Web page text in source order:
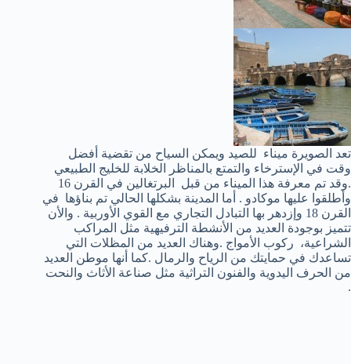
تعد الصويرة ميناء للصيد ويمكن السياح من تقضية أفضل
وقت في الإسترخاء والتمتع بالمناظر الخلابة للخليج الطبيعي
وأطلقوا عليها موكادو . أما المدينة بشكلها الحالي تم بناؤها في
القرن 18 وإزدهر بها التبادل التجاري مع القوي الأوربية . والأن
تتميز بوجودة العديد من الأنشطة الترفيهية مثل المراكب
الشراعية، ركوب الأمواج .وهناك العديد من المظلات التي
تساعدك في حمايتك من الرياح والرمال .كما أنها موطن العديد
من الحرف اليدوية والفنون التراثية مثل صناعة الأثاث والنحت
.